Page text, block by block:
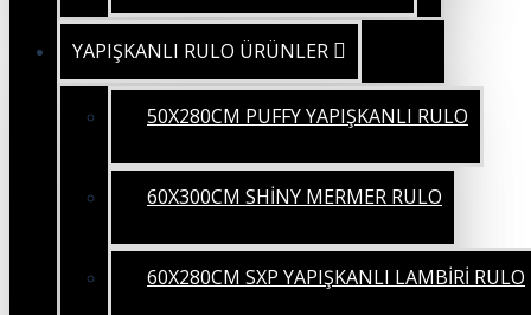
YAPIŞKANLI RULO ÜRÜNLER
50X280CM PUFFY YAPIŞKANLI RULO
60X300CM SHİNY MERMER RULO
60X280CM SXP YAPIŞKANLI LAMBİRİ RULO